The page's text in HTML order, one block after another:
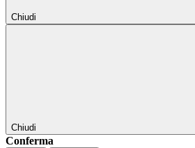
Chiudi
Chiudi
Conferma